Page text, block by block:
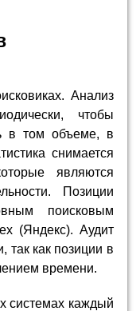
Анализ
чтобы
в том объеме, в
снимается
являются
Позиции
поисковым
(Яндекс). Аудит
так как позиции в
времени.
системах каждый